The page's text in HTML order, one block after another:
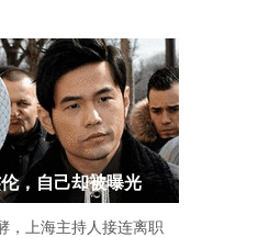
，自己却被曝光
，上海主持人接连离职